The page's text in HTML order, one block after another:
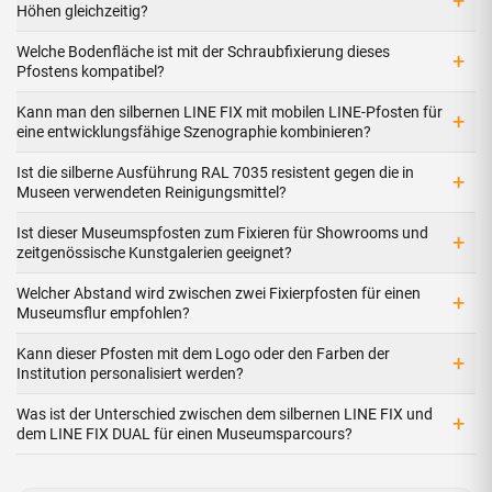
Höhen gleichzeitig?
Welche Bodenfläche ist mit der Schraubfixierung dieses
Pfostens kompatibel?
+
Kann man den silbernen LINE FIX mit mobilen LINE-Pfosten für
eine entwicklungsfähige Szenographie kombinieren?
+
Ist die silberne Ausführung RAL 7035 resistent gegen die in
Museen verwendeten Reinigungsmittel?
+
Ist dieser Museumspfosten zum Fixieren für Showrooms und
zeitgenössische Kunstgalerien geeignet?
+
Welcher Abstand wird zwischen zwei Fixierpfosten für einen
Museumsflur empfohlen?
+
Kann dieser Pfosten mit dem Logo oder den Farben der
Institution personalisiert werden?
+
Was ist der Unterschied zwischen dem silbernen LINE FIX und
dem LINE FIX DUAL für einen Museumsparcours?
+